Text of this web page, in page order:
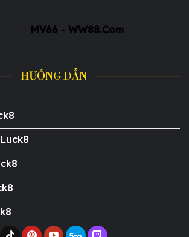
MV66 - WW88.Com
HƯỚNG DẪN